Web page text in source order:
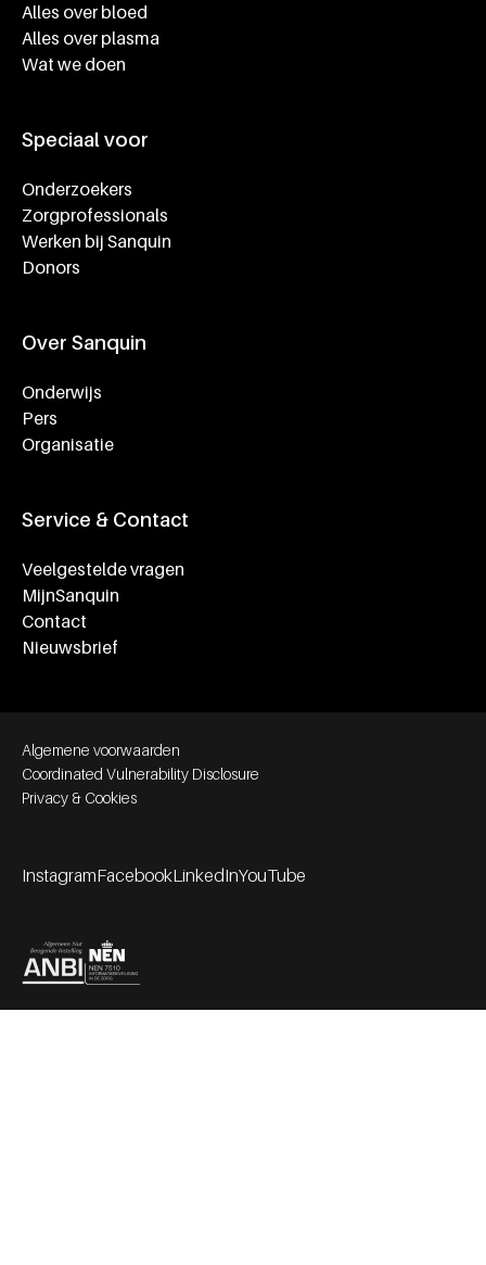
Alles over bloed
Alles over plasma
Wat we doen
Speciaal voor
Onderzoekers
Zorgprofessionals
Werken bij Sanquin
Donors
Over Sanquin
Onderwijs
Pers
Organisatie
Service & Contact
Veelgestelde vragen
MijnSanquin
Contact
Nieuwsbrief
Footer bottom navigation
Algemene voorwaarden
Coordinated Vulnerability Disclosure
Privacy & Cookies
InstagramFacebookLinkedInYouTube
Partners